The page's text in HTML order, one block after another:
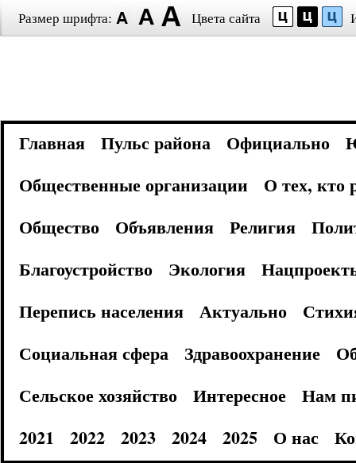
Размер шрифта: Цвета сайта
Главная Пульс района Официально
Общественные организации
О тех, кто
Общество
Объявления Религия
Благоустройство
Экология
Перепись населения
Актуально
Социальная сфера
Здравоохранение
Сельское хозяйство
Интересное
Нам
2021
2022 2023 2024 2025 О нас